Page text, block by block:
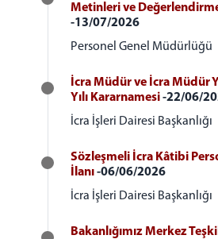
Metinleri ve
-13/07/2026
Personel Genel Müdürlüğü
İcra Müdür ve İcra Müdür
Yılı Kararnamesi-22/06/
İcra İşleri Dairesi Başkanlığı
Sözleşmeli İcra Kâtibi
İlanı-06/06/2026
İcra İşleri Dairesi Başkanlığı
Bakanlığımız Merkez